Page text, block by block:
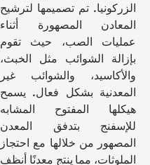
الزركونيا. تم تصميمها لترشيح
المعادن المصهورة أثناء
عمليات الصب، حيث تقوم
بإزالة الشوائب مثل الخبث،
والأكاسيد، والشوائب غير
المعدنية بشكل فعال. يسمح
هيكلها المفتوح المشابه
للإسفنج بتدفق المعدن
المصهور من خلالها مع احتجاز
الملوثات، مما ينتج معدنًا أنظف